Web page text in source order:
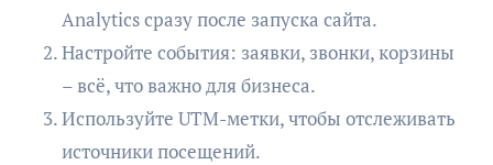
Analytics сразу после запуска сайта.
Настройте события: заявки, звонки, корзины
– всё, что важно для бизнеса.
Используйте UTM-метки, чтобы отслеживать
источники посещений.